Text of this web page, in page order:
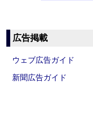
広告掲載
ウェブ広告ガイド
新聞広告ガイド